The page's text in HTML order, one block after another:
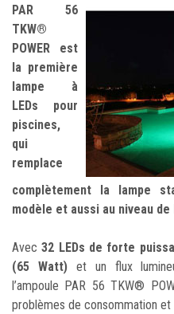
PAR 56
TKW®
POWER est
la première
lampe à
LEDs pour
piscines,
qui
remplace
complètement la lampe
modèle et aussi au niveau
Avec32 LEDs de forte
(65 Watt)et un flux
l’ampoule PAR 56 TKW®
problèmes de consommation et